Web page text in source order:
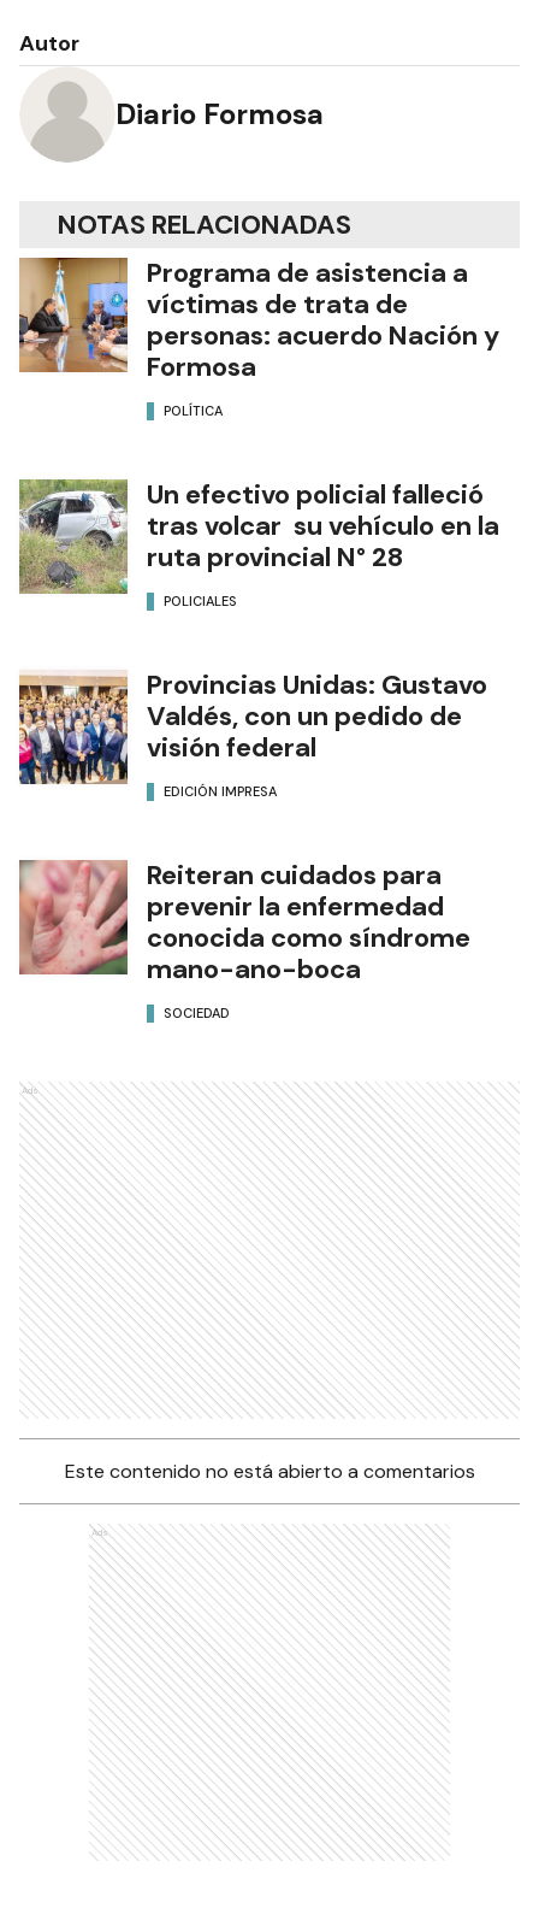
Autor
Diario Formosa
NOTAS RELACIONADAS
Programa de asistencia a
víctimas de trata de
personas: acuerdo Nación y
Formosa
POLÍTICA
Un efectivo policial falleció
tras volcar su vehículo en la
ruta provincial N° 28
POLICIALES
Provincias Unidas: Gustavo
Valdés, con un pedido de
visión federal
EDICIÓN IMPRESA
Reiteran cuidados para
prevenir la enfermedad
conocida como síndrome
mano-ano-boca
SOCIEDAD
Ads
Este contenido no está abierto a comentarios
Ads